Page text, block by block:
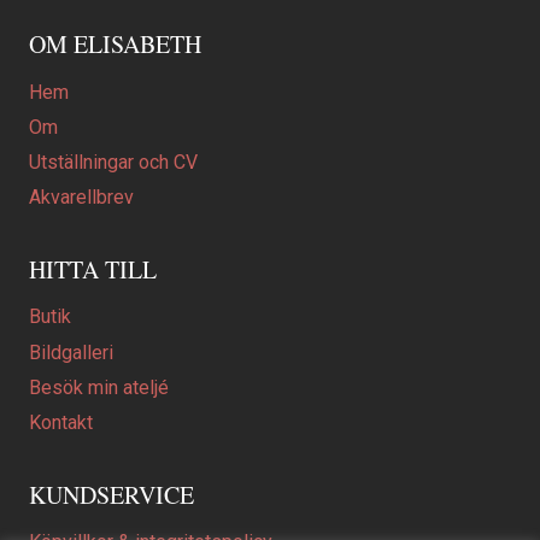
OM ELISABETH
Hem
Om
Utställningar och CV
Akvarellbrev
HITTA TILL
Butik
Bildgalleri
Besök min ateljé
Kontakt
KUNDSERVICE